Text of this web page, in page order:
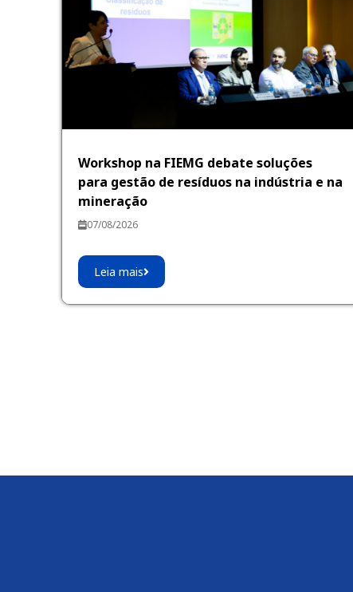
Workshop na FIEMG debate soluções
para gestão de resíduos na indústria e na
mineração
07/08/2026
Leia mais